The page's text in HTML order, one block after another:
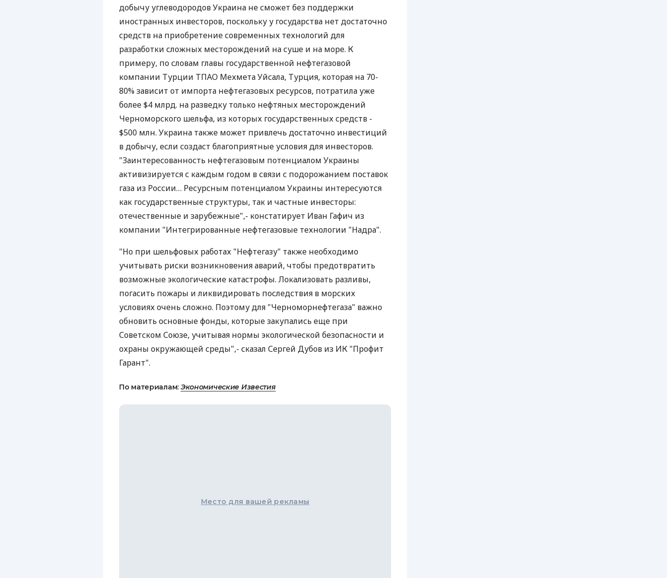
добычу углеводородов Украина не сможет без поддержки
иностранных инвесторов, поскольку у государства нет достаточно
средств на приобретение современных технологий для
разработки сложных месторождений на суше и на море. К
примеру, по словам главы государственной нефтегазовой
компании Турции ТПАО Мехмета Уйсала, Турция, которая на 70-
80% зависит от импорта нефтегазовых ресурсов, потратила уже
более $4 млрд. на разведку только нефтяных месторождений
Черноморского шельфа, из которых государственных средств -
$500 млн. Украина также может привлечь достаточно инвестиций
в добычу, если создаст благоприятные условия для инвесторов.
"Заинтересованность нефтегазовым потенциалом Украины
активизируется с каждым годом в связи с подорожанием поставок
газа из России… Ресурсным потенциалом Украины интересуются
как государственные структуры, так и частные инвесторы:
отечественные и зарубежные",- констатирует Иван Гафич из
компании "Интегрированные нефтегазовые технологии "Надра".
"Но при шельфовых работах "Нефтегазу" также необходимо
учитывать риски возникновения аварий, чтобы предотвратить
возможные экологические катастрофы. Локализовать разливы,
погасить пожары и ликвидировать последствия в морских
условиях очень сложно. Поэтому для "Черноморнефтегаза" важно
обновить основные фонды, которые закупались еще при
Советском Союзе, учитывая нормы экологической безопасности и
охраны окружающей среды",- сказал Сергей Дубов из ИК "Профит
Гарант".
По материалам: Экономические Известия
Место для вашей рекламы